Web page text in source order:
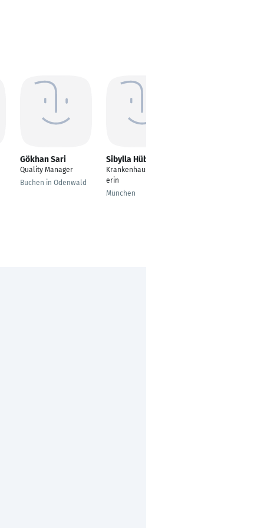
Gökhan Sari
Quality Manager
Buchen in Odenwald
Sibylla Hübner
Krankenhausapothek
erin
München